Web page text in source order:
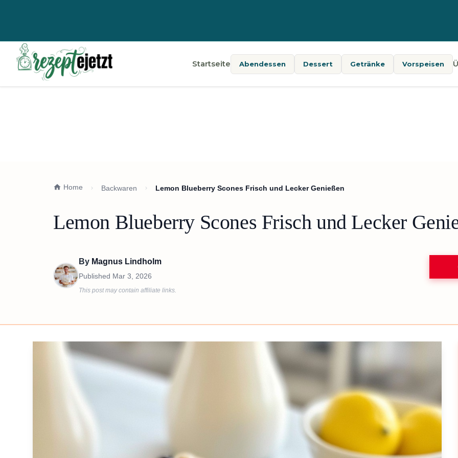
Startseite Abendessen Dessert Getränke Vorspeisen
Home Backwaren Lemon Blueberry Scones Frisch und Lecker Genießen
Lemon Blueberry Scones Frisch und Lecker
By Magnus Lindholm
Published Mar 3, 2026
This post may contain affiliate links.